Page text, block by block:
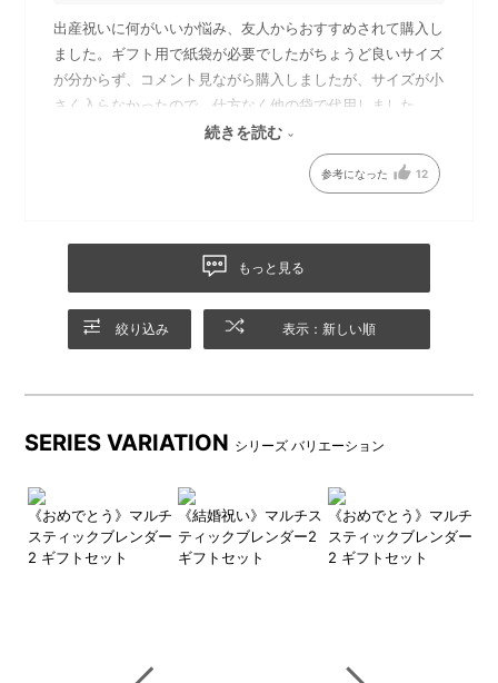
付属のチョッパーボトルとブ
レンダーカップは電子レンジ
対応。下ごしらえからそのま
ブレンダ―(つぶす・まぜる)、
チョッパー(刻む・砕く)、ホイ
ッパー(泡立てる)のアタッチメ
出産祝いに何がいいか悩み、友人からおすすめされて購入し
ました。ギフト用で紙袋が必要でしたがちょうど良いサイズ
が分からず、コメント見ながら購入しましたが、サイズが小
さく入らなかったので、仕方なく他の袋で代用しました。。
そこだけが少し残念でした。合う袋のサイズが分からないの
で、記載があると親切だなと感じました。
続きを読む
参考になった 12
もっと見る
絞り込み 表示：新しい順
SERIES VARIATION シリーズ バリエーション
《おめでとう》マルチ
スティックブレンダー
2 ギフトセット
《結婚祝い》マルチス
ティックブレンダー2
ギフトセット
《おめでとう》マルチ
スティックブレンダー
2 ギフトセット